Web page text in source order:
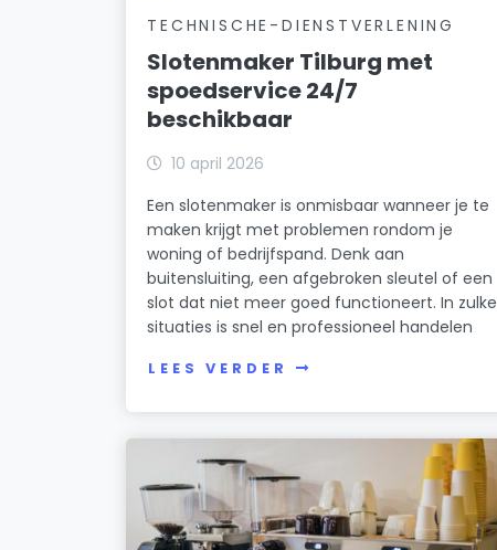
TECHNISCHE-DIENSTVERLENING
Slotenmaker Tilburg met
spoedservice 24/7
beschikbaar
10 april 2026
Een slotenmaker is onmisbaar wanneer je te
maken krijgt met problemen rondom je
woning of bedrijfspand. Denk aan
buitensluiting, een afgebroken sleutel of een
slot dat niet meer goed functioneert. In zulke
situaties is snel en professioneel handelen
LEES VERDER